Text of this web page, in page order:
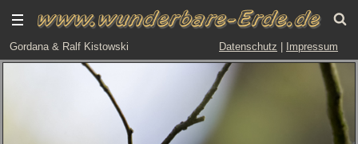
Gordana & Ralf Kistowski Datenschutz Impressum